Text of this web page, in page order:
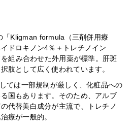
「Kligman formula（三剤併用療
ドロキノン4％＋トレチノイン
組み合わせた外用薬が標準。肝斑
肢として広く使われています。
ては一部規制が厳しく、化粧品への
国もあります。そのため、アルブ
代替美白成分が主流で、トレチノ
療が一般的。